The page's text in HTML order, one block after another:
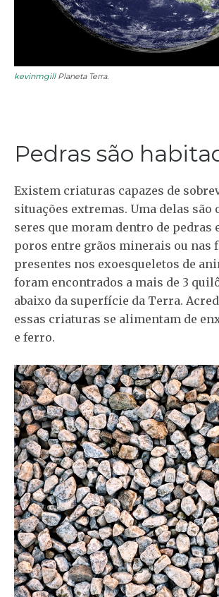
kevinmgillPlaneta Terra.
Pedras são
Existem criaturas capazes de
situações extremas. Uma delas são
seres que moram dentro de pedras
poros entre grãos minerais ou nas
presentes nos exoesqueletos de
foram encontrados a mais de 3
abaixo da superfície da Terra.
essas criaturas se alimentam de
e ferro.